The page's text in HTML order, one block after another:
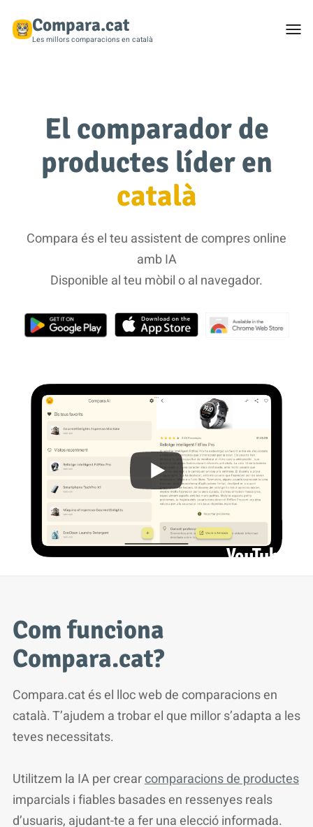
Compara.cat
Les millors comparacions en català
El comparador de
productes líder en
català
Compara és el teu assistent de compres online
amb IA
Disponible al teu mòbil o al navegador.
Com funciona
Compara.cat?
Compara.cat és el lloc web de comparacions en
català. T’ajudem a trobar el que millor s’adapta a les
teves necessitats.
Utilitzem la IA per crearcomparacions de productes
imparcials i fiables basades en ressenyes reals
d’usuaris, ajudant-te a fer una elecció informada.